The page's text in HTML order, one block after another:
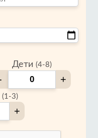
Дети (4-8)
+
(1-3)
+